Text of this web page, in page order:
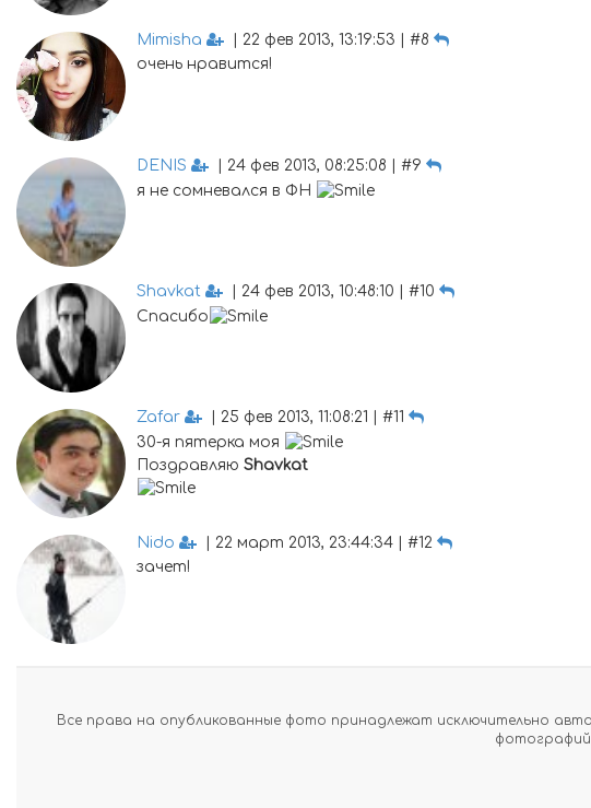
Mimisha
| 22 фев 2013, 13:19:53 | #8
очень нравится!
DENIS
| 24 фев 2013, 08:25:08 | #9
я не сомневался в ФН
Shavkat
| 24 фев 2013, 10:48:10 | #10
Спасибо
Zafar
| 25 фев 2013, 11:08:21 | #11
30-я пятерка моя
Поздравляю Shavkat
Nido
| 22 март 2013, 23:44:34 | #12
зачет!
Все права на опубликованные фото принадлежат исключительно
фотографий